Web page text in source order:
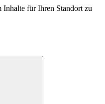
Inhalte für Ihren Standort zu